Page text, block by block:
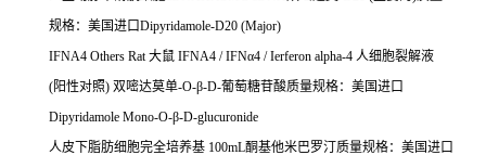
规格：美国进口Dipyridamole-D20 (Major)
IFNA4 Others Rat 大鼠 IFNA4 / IFNα4 / Ierferon alpha-4 人细胞裂解液
(阳性对照) 双嘧达莫单-O-β-D-葡萄糖苷酸质量规格：美国进口
Dipyridamole Mono-O-β-D-glucuronide
人皮下脂肪细胞完全培养基 100mL酮基他米巴罗汀质量规格：美国进口